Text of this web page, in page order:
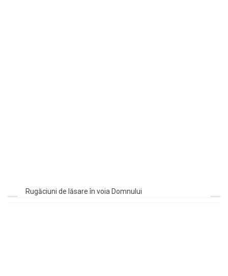
Rugăciuni de lăsare în voia Domnului